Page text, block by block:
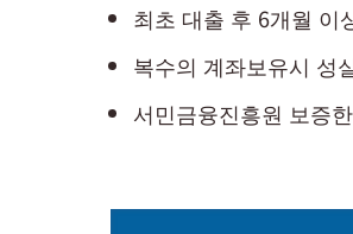
최초 대출 후 6개월 이
복수의 계좌보유시 성
서민금융진흥원 보증